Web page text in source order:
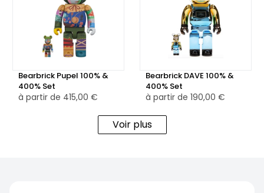
Bearbrick Pupel 100% &
400% Set
à partir de 415,00 €
Bearbrick DAVE 100% &
400% Set
à partir de 190,00 €
Voir plus